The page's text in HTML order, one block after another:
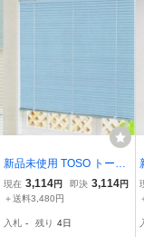
ク】【引取限定】
新品未使用 TOSO トーソ
ー インテリアブラインド
スポーラ R ブルー 164×1
アルミブラインド / L3-23
現在 3,114円 即決 3,114円
＋送料3,480円
入札 - 残り 4日